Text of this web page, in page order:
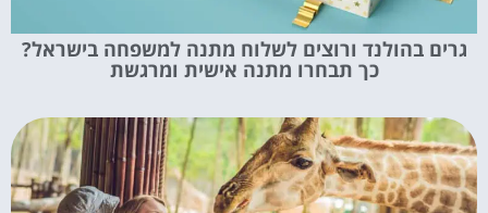
גרים בהולנד ורוצים לשלוח מתנה למשפחה בישראל?
כך תבחרו מתנה אישית ומרגשת